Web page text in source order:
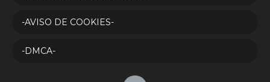
-AVISO DE COOKIES-
-DMCA-